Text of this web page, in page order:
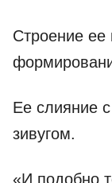
Строение ее
Ее слияние
зивугом.
«И подобно